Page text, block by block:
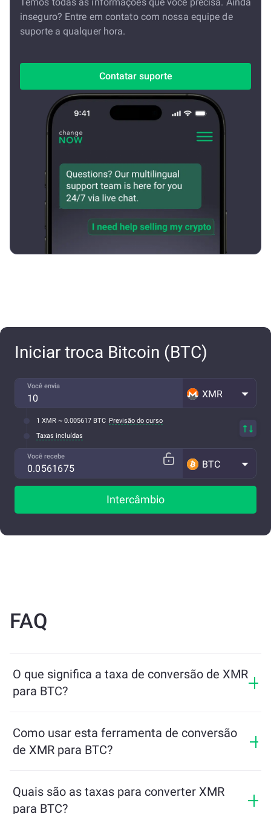
inseguro? Entre em contato com nossa equipe de
suporte a qualquer hora.
Contatar suporte
Iniciar troca Bitcoin (BTC)
Você envia
XMR
1 XMR ~ 0.005617 BTC Previsão do curso
Taxas incluídas
Você recebe
BTC
Intercâmbio
FAQ
O que significa a taxa de conversão de XMR
para BTC?
receberá em troca de XMR. Essa taxa varia de acordo
com as condições de mercado, a oferta e a demanda, e
a liquidez.
Como usar esta ferramenta de conversão
de XMR para BTC?
a ferramenta calculará o valor estimado de BTC que
você receberá. Depois, siga os passos para concluir a
Quais são as taxas para converter XMR
para BTC?